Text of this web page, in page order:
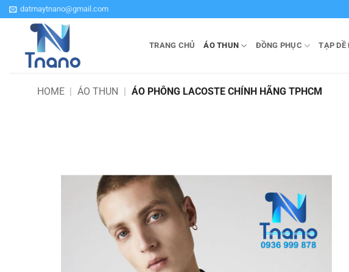
Bỏ
qua
datmaytnano@gmail.com
TRANG CHỦ ÁO THUN ĐỒNG PHỤC TẠP DỀ
HOME | ÁO THUN | ÁO PHÔNG LACOSTE CHÍNH HÃNG TPHCM